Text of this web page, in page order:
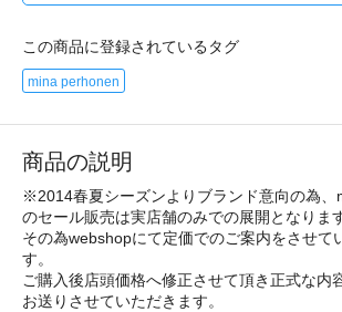
この商品に登録されているタグ
mina perhonen
商品の説明
※2014春夏シーズンよりブランド意向の為、
のセール販売は実店舗のみでの展開となります
その為webshopにて定価でのご案内をさせて
す。
ご購入後店頭価格へ修正させて頂き正式な内
お送りさせていただきます。